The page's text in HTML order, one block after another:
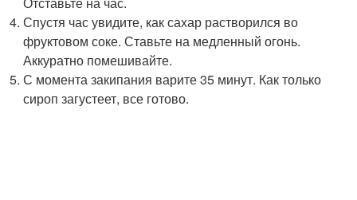
Спустя час увидите, как сахар растворился во
фруктовом соке. Ставьте на медленный огонь.
Аккуратно помешивайте.
С момента закипания варите 35 минут. Как только
сироп загустеет, все готово.